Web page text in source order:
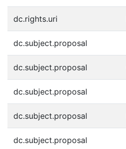
dc.rights.uri
dc.subject.proposal
dc.subject.proposal
dc.subject.proposal
dc.subject.proposal
dc.subject.proposal